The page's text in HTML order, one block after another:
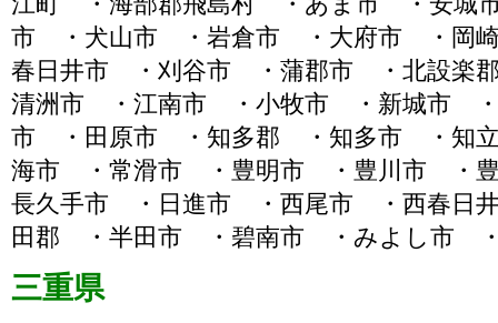
市 ・犬山市 ・岩倉市 ・大府市 ・岡
春日井市 ・刈谷市 ・蒲郡市 ・北設楽
清洲市 ・江南市 ・小牧市 ・新城市
市 ・田原市 ・知多郡 ・知多市 ・知
海市 ・常滑市 ・豊明市 ・豊川市 ・
長久手市 ・日進市 ・西尾市 ・西春日
田郡 ・半田市 ・碧南市 ・みよし市
三重県